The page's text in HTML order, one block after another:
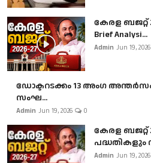
കേരള ബജറ്റ്
Brief Analysi...
Admin Jun 19, 2026
ഡോക്ടറടക്കം 13 അംഗ
സംഘ...
Admin Jun 19, 2026 0
കേരള ബജറ്റ്
പദ്ധതികളും
Admin Jun 19, 2026